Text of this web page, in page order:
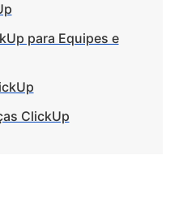
para Equipes e
ClickUp